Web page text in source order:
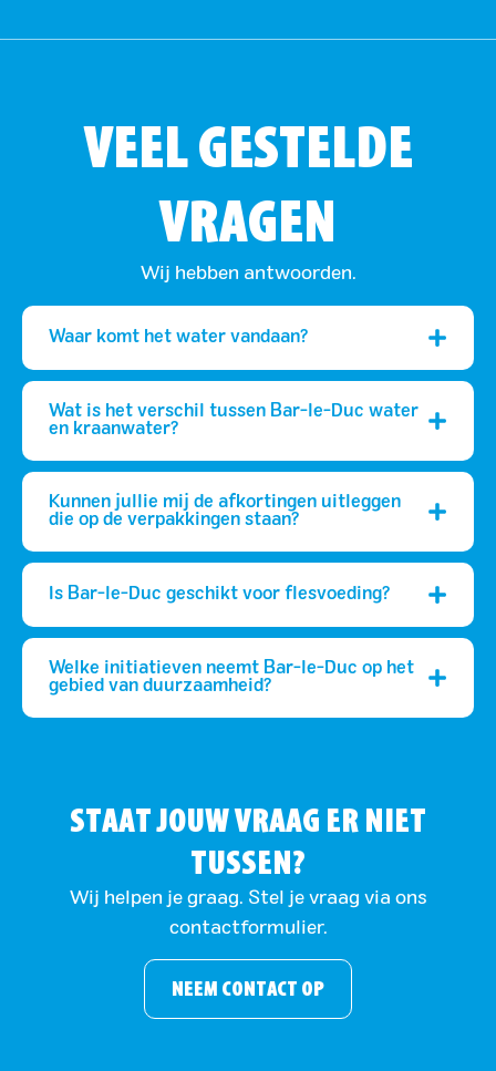
VEEL GESTELDE
VRAGEN
Wij hebben antwoorden.
Waar komt het water vandaan?
Wat is het verschil tussen Bar-le-Duc water
en kraanwater?
Kunnen jullie mij de afkortingen uitleggen
die op de verpakkingen staan?
Is Bar-le-Duc geschikt voor flesvoeding?
Welke initiatieven neemt Bar-le-Duc op het
gebied van duurzaamheid?
STAAT JOUW VRAAG ER NIET
TUSSEN?
Wij helpen je graag. Stel je vraag via ons
contactformulier.
NEEM CONTACT OP